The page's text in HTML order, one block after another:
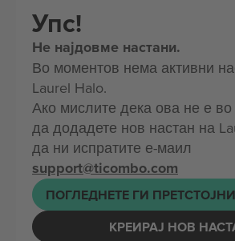
Упс!
Не најдовме настани.
Во моментов нема активни
Laurel Halo.
Ако мислите дека ова не е
да додадете нов настан на
да ни испратите е-маил
support@ticombo.com
ПОГЛЕДНЕТЕ ГИ
КРЕИРАЈ НОВ